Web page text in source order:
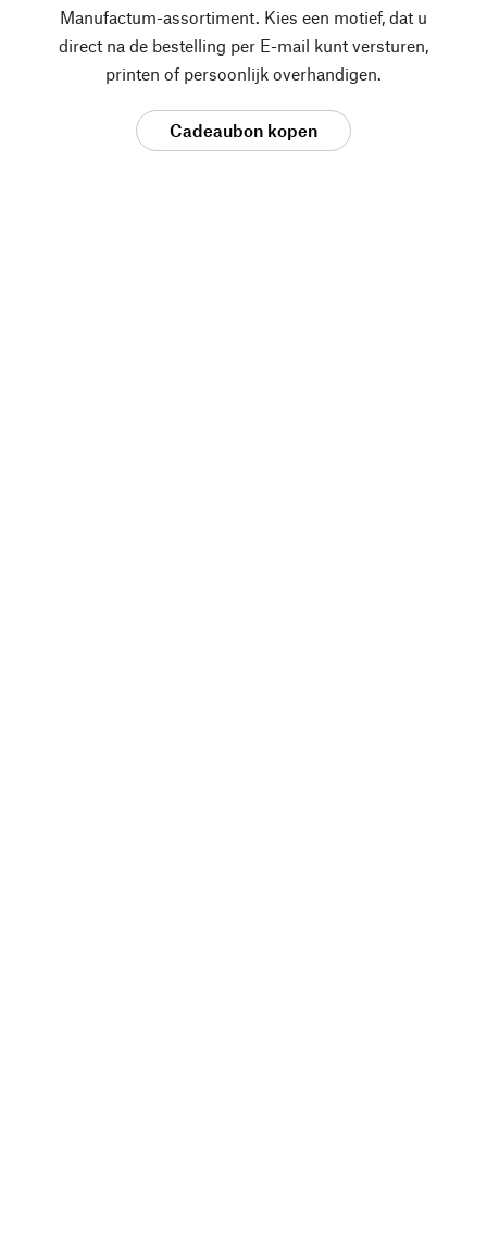
Manufactum-assortiment. Kies een motief, dat u
direct na de bestelling per E-mail kunt versturen,
printen of persoonlijk overhandigen.
Cadeaubon kopen